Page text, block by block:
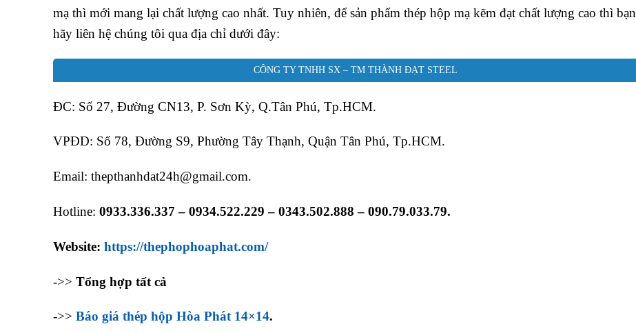
mạ thì mới mang lại chất lượng cao nhất. Tuy nhiên, để sản phẩm thép hộp mạ kẽm đạt chất lượng cao thì bạn
hãy liên hệ chúng tôi qua địa chỉ dưới đây:
CÔNG TY TNHH SX – TM THÀNH ĐẠT STEEL
ĐC: Số 27, Đường CN13, P. Sơn Kỳ, Q.Tân Phú, Tp.HCM.
VPĐD: Số 78, Đường S9, Phường Tây Thạnh, Quận Tân Phú, Tp.HCM.
Email: thepthanhdat24h@gmail.com.
Hotline: 0933.336.337 – 0934.522.229 – 0343.502.888 – 090.79.033.79.
Website: https://thephophoaphat.com/
->> Tổng hợp tất cả
->> Báo giá thép hộp Hòa Phát 14×14.